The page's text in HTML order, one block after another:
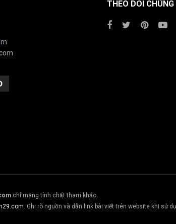
THEO DÕI
chỉ mang tính chất tham khảo.
. Ghi rõ nguồn và dẫn link bài viết trên website khi sử